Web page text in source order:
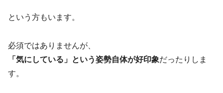
という方もいます。
必須ではありませんが、
「気にしている」という姿勢自体が好印象だったりしま
す。